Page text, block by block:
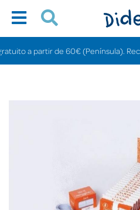
a partir de 60€ (Península).